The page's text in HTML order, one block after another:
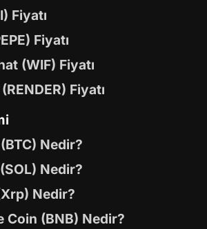
Fiyatı
Fiyatı
(WIF) Fiyatı
Fiyatı
Nedir?
Nedir?
Nedir?
Coin (BNB) Nedir?